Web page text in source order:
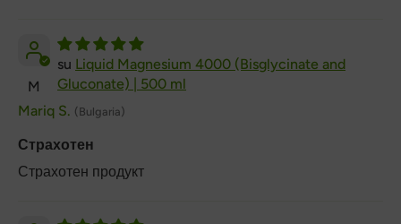
M
Liquid Magnesium 4000 (Bisglycinate and
Gluconate) | 500 ml
Mariq S. (Bulgaria)
Страхотен
Страхотен продукт